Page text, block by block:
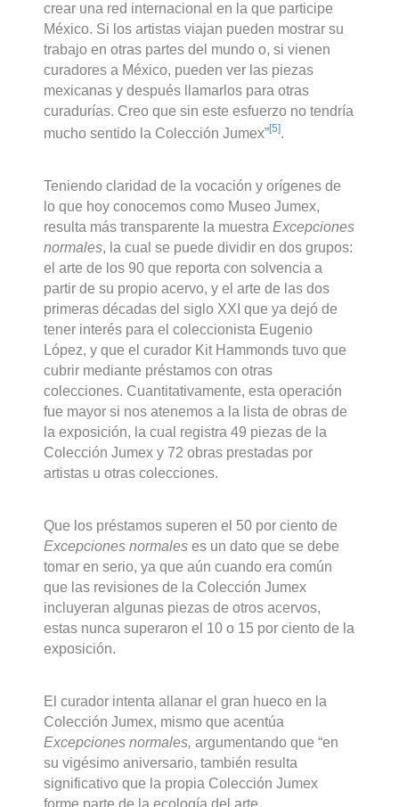
crear una red internacional en la que participe
México. Si los artistas viajan pueden mostrar su
trabajo en otras partes del mundo o, si vienen
curadores a México, pueden ver las piezas
mexicanas y después llamarlos para otras
curadurías. Creo que sin este esfuerzo no tendría
mucho sentido la Colección Jumex”[5].
Teniendo claridad de la vocación y orígenes de
lo que hoy conocemos como Museo Jumex,
resulta más transparente la muestraExcepciones
normales, la cual se puede dividir en dos grupos:
el arte de los 90 que reporta con solvencia a
partir de su propio acervo, y el arte de las dos
primeras décadas del siglo XXI que ya dejó de
tener interés para el coleccionista Eugenio
López, y que el curador Kit Hammonds tuvo que
cubrir mediante préstamos con otras
colecciones. Cuantitativamente, esta operación
fue mayor si nos atenemos a la lista de obras de
la exposición, la cual registra 49 piezas de la
Colección Jumex y 72 obras prestadas por
artistas u otras colecciones.
Que los préstamos superen el 50 por ciento de
Excepciones normaleses un dato que se debe
tomar en serio, ya que aún cuando era común
que las revisiones de la Colección Jumex
incluyeran algunas piezas de otros acervos,
estas nunca superaron el 10 o 15 por ciento de la
exposición.
El curador intenta allanar el gran hueco en la
Colección Jumex, mismo que acentúa
Excepciones normales, argumentando que “en
su vigésimo aniversario, también resulta
significativo que la propia Colección Jumex
forme parte de la ecología del arte